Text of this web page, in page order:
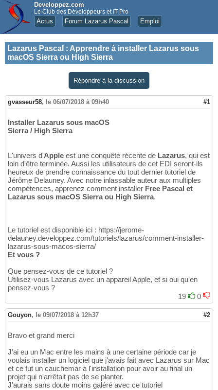
Developpez.com
Le Club des Développeurs et IT Pro
Actus Forum Lazarus Pascal Emploi
Lazarus Pascal : Apprendre à installer Lazarus sous
macOS Sierra ou High Sierra
Répondre à la discussion
gvasseur58, le 06/07/2018 à 09h40 #1
Installer Lazarus sous macOS
Sierra / High Sierra
L'univers d'Apple est une conquête récente de Lazarus, qui est
loin d'être terminée. Aussi les utilisateurs de cet EDI seront-ils
heureux de prendre connaissance du tout dernier tutoriel de
Jérôme Delauney. Avec notre inlassable auteur aux multiples
compétences, apprenez comment installer Free Pascal et
Lazarus sous macOS Sierra ou High Sierra.
Le tutoriel est disponible ici : https://jerome-
delauney.developpez.com/tutoriels/lazarus/comment-installer-
lazarus-sous-macos-sierra/
Et vous ?
Que pensez-vous de ce tutoriel ?
Utilisez-vous Lazarus avec un appareil Apple, et si oui qu'en
pensez-vous ?
19
0
Gouyon, le 09/07/2018 à 12h37 #2
Bravo et grand merci
J'ai eu un Mac entre les mains à une certaine période car je
voulais installer un logiciel que j'avais fait avec Lazarus sur Mac
et ce fut un cauchemar à l'installation pour avoir au final un
projet qui n'arrêtait pas de se planter.
J'aurais sans doute moins galéré avec ce tutoriel